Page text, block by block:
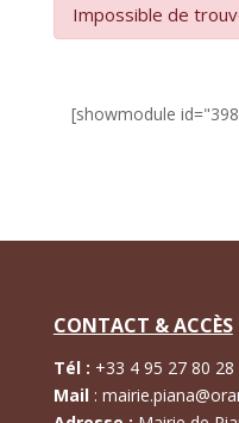
Impossible de
[showmodule
CONTACT & ACCÈS
Tél : +33 4 95 27 80 28
Mail: